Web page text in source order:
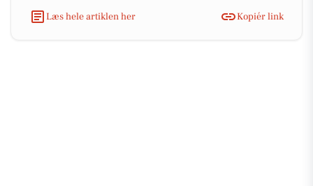
Læs hele artiklen her
Kopiér link